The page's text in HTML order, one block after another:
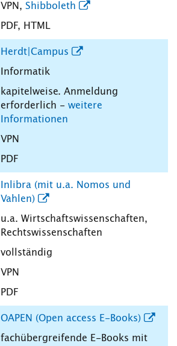
VPN, Shibboleth
PDF, HTML
Herdt|Campus
Informatik
kapitelweise. Anmeldung
erforderlich - weitere
Informationen
VPN
PDF
Inlibra (mit u.a. Nomos und
Vahlen)
u.a. Wirtschaftswissenschaften,
Rechtswissenschaften
vollständig
VPN
PDF
OAPEN (Open access E-Books)
fachübergreifende E-Books mit